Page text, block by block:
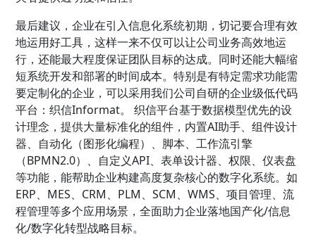
最后建议，企业在引入信息化系统初期，切记要合理有效
地运用好工具，这样一来不仅可以让公司业务高效地运
行，还能最大程度保证团队目标的达成。同时还能大幅缩
短系统开发和部署的时间成本。特别是有特定需求功能需
要定制化的企业，可以采用我们公司自研的企业级低代码
平台：织信Informat。 织信平台基于数据模型优先的设
计理念，提供大量标准化的组件，内置AI助手、组件设计
器、自动化（图形化编程）、脚本、工作流引擎
（BPMN2.0）、自定义API、表单设计器、权限、仪表盘
等功能，能帮助企业构建高度复杂核心的数字化系统。如
ERP、MES、CRM、PLM、SCM、WMS、项目管理、流
程管理等多个应用场景，全面助力企业落地国产化/信息
化/数字化转型战略目标。